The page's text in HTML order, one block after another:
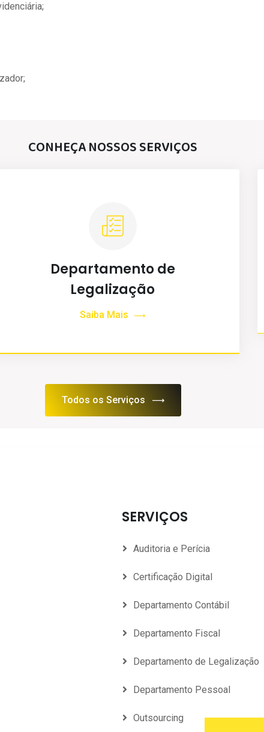
CONHEÇA NOSSOS SERVIÇOS
Departamento de
Legalização
Saiba Mais
Todos os Serviços
SERVIÇOS
Auditoria e Perícia
Certificação Digital
Departamento Contábil
Departamento Fiscal
Departamento de Legalização
Departamento Pessoal
Outsourcing